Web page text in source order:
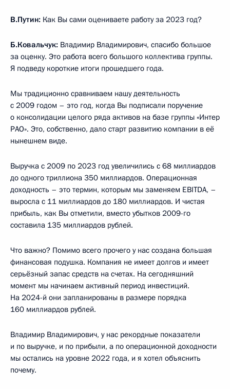
В.Путин: Как Вы сами оцениваете работу за 2023 год?
Б.Ковальчук: Владимир Владимирович, спасибо большое
за оценку. Это работа всего большого коллектива группы.
Я подведу короткие итоги прошедшего года.
Мы традиционно сравниваем нашу деятельность
с 2009 годом – это год, когда Вы подписали поручение
о консолидации целого ряда активов на базе группы «Интер
РАО». Это, собственно, дало старт развитию компании в её
нынешнем виде.
Выручка с 2009 по 2023 год увеличились с 68 миллиардов
до одного триллиона 350 миллиардов. Операционная
доходность – это термин, которым мы заменяем EBITDA, –
выросла с 11 миллиардов до 180 миллиардов. И чистая
прибыль, как Вы отметили, вместо убытков 2009-го
составила 135 миллиардов рублей.
Что важно? Помимо всего прочего у нас создана большая
финансовая подушка. Компания не имеет долгов и имеет
серьёзный запас средств на счетах. На сегодняшний
момент мы начинаем активный период инвестиций.
На 2024-й они запланированы в размере порядка
160 миллиардов рублей.
Владимир Владимирович, у нас рекордные показатели
и по выручке, и по прибыли, а по операционной доходности
мы остались на уровне 2022 года, и я хотел объяснить
почему.